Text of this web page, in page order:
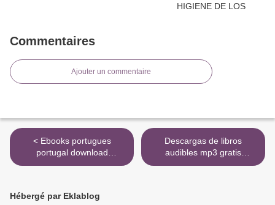
Commentaires
Ajouter un commentaire
< Ebooks portugues
portugal download
Cosmoknights (Book One)
Descargas de libros
audibles mp3 gratis
#MALDITOS16
Hébergé par Eklablog